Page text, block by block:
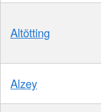
Altötting
Alzey